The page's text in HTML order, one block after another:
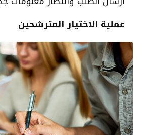
عملية الاختيار المترشحين